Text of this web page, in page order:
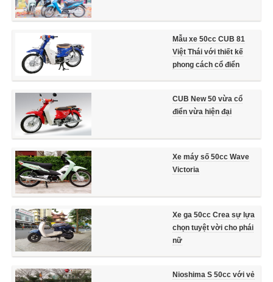
Mẫu xe 50cc CUB 81
Việt Thái với thiết kế
phong cách cổ điển
CUB New 50 vừa cổ
điển vừa hiện đại
Xe máy số 50cc Wave
Victoria
Xe ga 50cc Crea sự lựa
chọn tuyệt vời cho phái
nữ
Nioshima S 50cc với vẻ